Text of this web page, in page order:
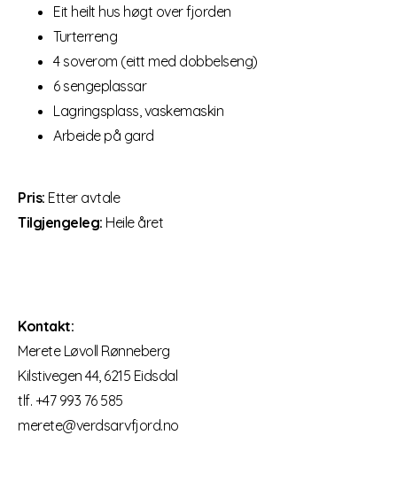
Eit heilt hus høgt over fjorden
Turterreng
4 soverom (eitt med dobbelseng)
6 sengeplassar
Lagringsplass, vaskemaskin
Arbeide på gard
Pris: Etter avtale
Tilgjengeleg: Heile året
Kontakt:
Merete Løvoll Rønneberg
Kilstivegen 44, 6215 Eidsdal
tlf. +47 993 76 585
merete@verdsarvfjord.no